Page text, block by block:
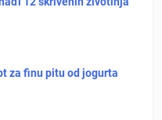
za finu pitu od jogurta